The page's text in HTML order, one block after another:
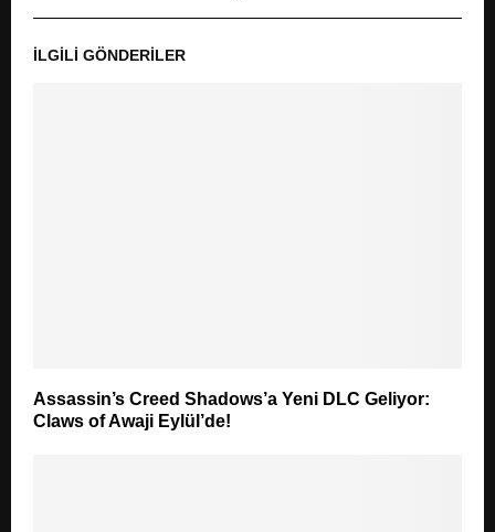
İLGILI GÖNDERILER
Assassin’s Creed Shadows’a Yeni DLC Geliyor:
Claws of Awaji Eylül’de!